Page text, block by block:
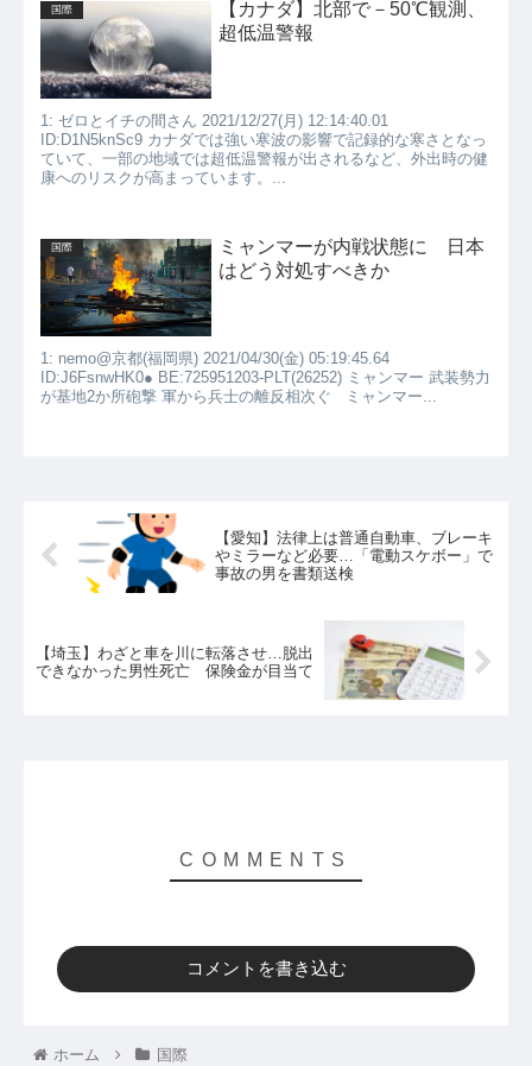
国際
【カナダ】北部で－50℃観測、
超低温警報
1: ゼロとイチの間さん 2021/12/27(月) 12:14:40.01
ID:D1N5knSc9 カナダでは強い寒波の影響で記録的な寒さとなっ
ていて、一部の地域では超低温警報が出されるなど、外出時の健
康へのリスクが高まっています。...
国際
ミャンマーが内戦状態に 日本
はどう対処すべきか
1: nemo@京都(福岡県) 2021/04/30(金) 05:19:45.64
ID:J6FsnwHK0● BE:725951203-PLT(26252) ミャンマー 武装勢力
が基地2か所砲撃 軍から兵士の離反相次ぐ ミャンマー...
【愛知】法律上は普通自動車、ブレーキ
やミラーなど必要…「電動スケボー」で
事故の男を書類送検
【埼玉】わざと車を川に転落させ…脱出
できなかった男性死亡 保険金が目当て
コメントを書き込む
ホーム 国際